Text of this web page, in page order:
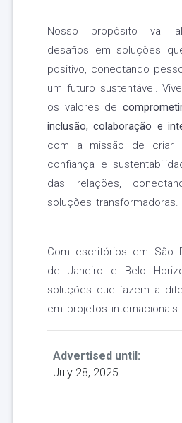
Nosso propósito vai
desafios em soluções
positivo, conectando
um futuro sustentável.
os valores de
inclusão, colaboração e
com a missão de criar
confiança e
das relações,
soluções transformadoras.
Com escritórios em São
de Janeiro e Belo
soluções que fazem a
em projetos internacionais.
Advertised until:
July 28, 2025